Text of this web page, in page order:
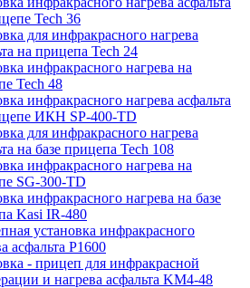
Tech 36
для инфракрасного нагрева
на прицепа Tech 24
инфракрасного нагрева на
Tech 48
инфракрасного нагрева асфальта
ИКН SP-400-TD
для инфракрасного нагрева
на базе прицепа Tech 108
инфракрасного нагрева на
SG-300-TD
инфракрасного нагрева на базе
Kasi IR-480
установка инфракрасного
асфальта P1600
- прицеп для инфракрасной
и нагрева асфальта KM4-48